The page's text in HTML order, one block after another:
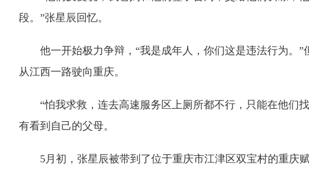
段。”张星辰回忆。
他一开始极力争辩，“我是成年人，你们这是违法行为。”
从江西一路驶向重庆。
“怕我求救，连去高速服务区上厕所都不行，只能在他们
有看到自己的父母。
5月初，张星辰被带到了位于重庆市江津区双宝村的重庆